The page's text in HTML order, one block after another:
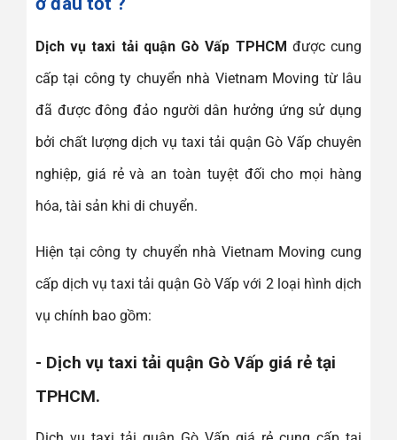
Dịch vụ taxi tải quận Gò Vấp TPHCM được cung
cấp tại công ty chuyển nhà Vietnam Moving từ lâu
đã được đông đảo người dân hưởng ứng sử dụng
bởi chất lượng dịch vụ taxi tải quận Gò Vấp chuyên
nghiệp, giá rẻ và an toàn tuyệt đối cho mọi hàng
hóa, tài sản khi di chuyển.
Hiện tại công ty chuyển nhà Vietnam Moving cung
cấp dịch vụ taxi tải quận Gò Vấp với 2 loại hình dịch
vụ chính bao gồm:
- Dịch vụ taxi tải quận Gò Vấp giá rẻ tại
TPHCM.